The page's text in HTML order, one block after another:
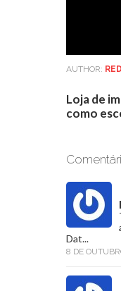
AUTHOR:
Loja de
como
Dat...
8 DE